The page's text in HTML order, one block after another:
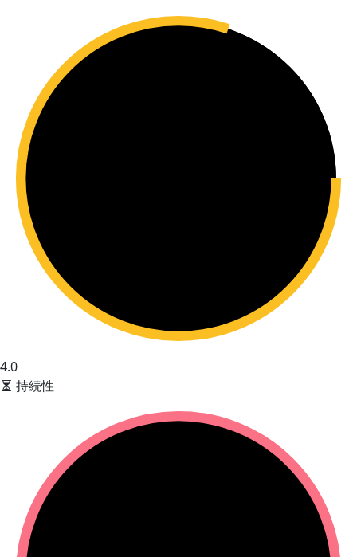
4.0
持続性